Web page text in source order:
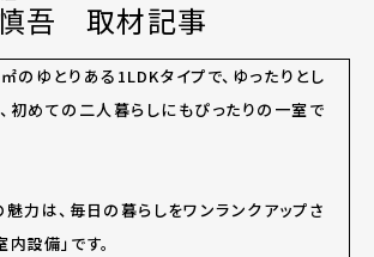
吾 取材記事
のゆとりある1LDKタイプで、ゆったりとし
初めての二人暮らしにもぴったりの一室で
力は、毎日の暮らしをワンランクアップさ
設備」です。